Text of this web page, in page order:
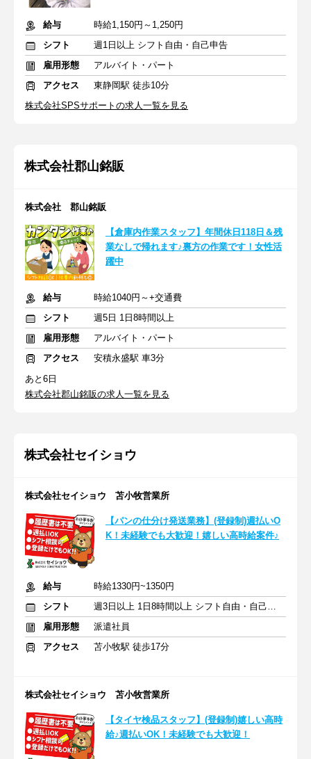
給与
時給1,150円～1,250円
シフト
週1日以上 シフト自由・自己申告
雇用形態
アルバイト・パート
アクセス
東静岡駅 徒歩10分
株式会社SPSサポートの求人一覧を見る
株式会社郡山銘販
株式会社 郡山銘販
【倉庫内作業スタッフ】年間休日118日＆残
業なしで帰れます♪裏方の作業です！女性活
躍中
給与
時給1040円～+交通費
シフト
週5日 1日8時間以上
雇用形態
アルバイト・パート
アクセス
安積永盛駅 車3分
あと6日
株式会社郡山銘販の求人一覧を見る
株式会社セイショウ
株式会社セイショウ 苫小牧営業所
【パンの仕分け発送業務】(登録制)週払いO
K！未経験でも大歓迎！嬉しい高時給案件♪
給与
時給1330円~1350円
シフト
週3日以上 1日8時間以上 シフト自由・自己申告
雇用形態
派遣社員
アクセス
苫小牧駅 徒歩17分
株式会社セイショウ 苫小牧営業所
【タイヤ検品スタッフ】(登録制)嬉しい高時
給♪週払いOK！未経験でも大歓迎！